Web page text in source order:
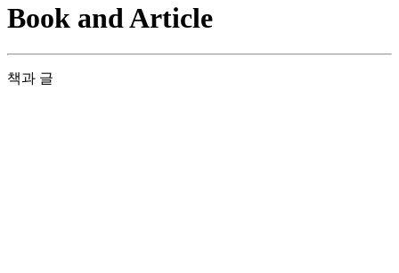
Book and Article
책과 글